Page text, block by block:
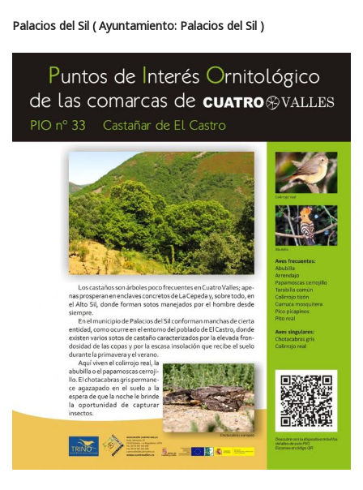
Palacios del Sil ( Ayuntamiento: Palacios del Sil )